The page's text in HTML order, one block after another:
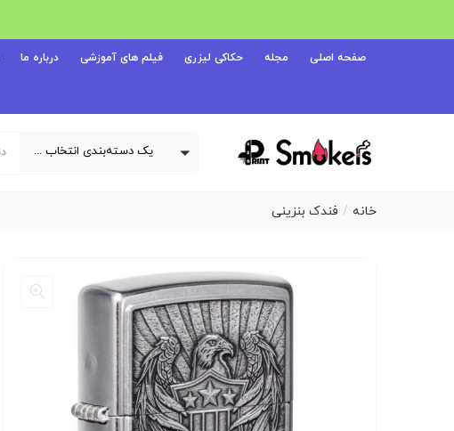
صفحه اصلی مجله حکاکی لیزری فیلم های آموزشی درباره ما
یک دسته‌بندی انتخاب کنید
خانه فندک بنزینی